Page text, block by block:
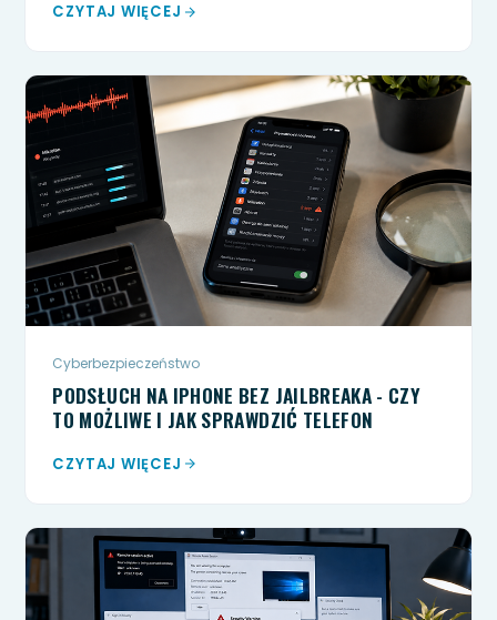
CZYTAJ WIĘCEJ
Cyberbezpieczeństwo
PODSŁUCH NA IPHONE BEZ JAILBREAKA - CZY
TO MOŻLIWE I JAK SPRAWDZIĆ TELEFON
CZYTAJ WIĘCEJ